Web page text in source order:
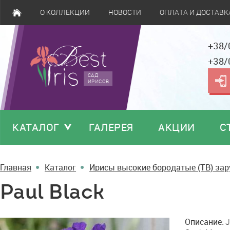
О КОЛЛЕКЦИИ НОВОСТИ ОПЛАТА И
САД
ИРИСОВ
КАТАЛОГ ГАЛЕРЕЯ АКЦИИ
Главная Каталог Ирисы высокие бородатые (TB)
Paul Black
Paul
Описание: